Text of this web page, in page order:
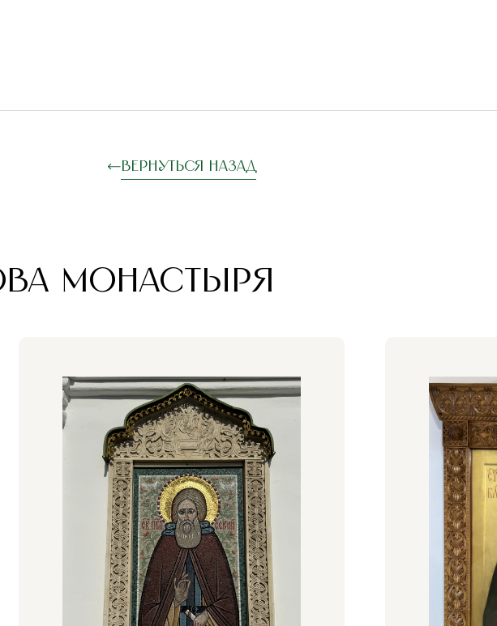
Вернуться назад
МОНАСТЫРЯ